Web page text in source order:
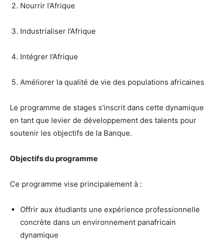
Nourrir l’Afrique
Industrialiser l’Afrique
Intégrer l’Afrique
Améliorer la qualité de vie des populations africaines
Le programme de stages s’inscrit dans cette dynamique
en tant que levier de développement des talents pour
soutenir les objectifs de la Banque.
Objectifs du programme
Ce programme vise principalement à :
Offrir aux étudiants une expérience professionnelle
concrète dans un environnement panafricain
dynamique